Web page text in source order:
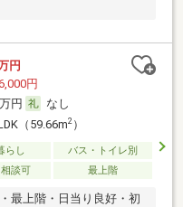
円
円
円
なし
（59.66m2）
らし
バス・トイレ別
談可 最上階
最上階・日当り良好・初